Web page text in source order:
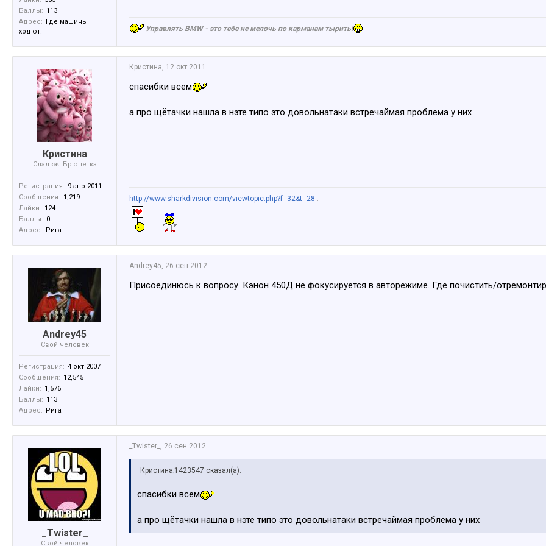
Баллы: 113
Адрес: Где машины
ходют!
Управлять BMW - это тебе не мелочь по карманам тырить!
Кристина
Сладкая Брюнетка
Регистрация: 9 апр 2011
Сообщения: 1,219
Лайки: 124
Баллы: 0
Адрес: Рига
Кристина, 12 окт 2011
спасибки всем
а про щётачки нашла в нэте типо это довольнатаки встречаймая проблема у них
http://www.sharkdivision.com/viewtopic.php?f=32&t=28 :
Andrey45
Свой человек
Регистрация: 4 окт 2007
Сообщения: 12,545
Лайки: 1,576
Баллы: 113
Адрес: Рига
Andrey45, 26 сен 2012
Присоединюсь к вопросу. Кэнон 450Д не фокусируется в авторежиме. Где почистить/
_Twister_
Свой человек
_Twister_ , 26 сен 2012
Кристина;1423547 сказал(а):
спасибки всем
а про щётачки нашла в нэте типо это довольнатаки встречаймая проблема у них